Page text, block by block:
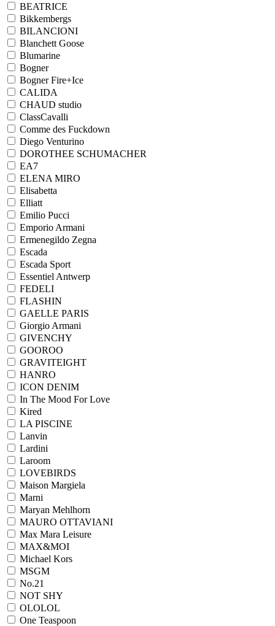
BEATRICE
Bikkembergs
BILANCIONI
Blanchett Goose
Blumarine
Bogner
Bogner Fire+Ice
CALIDA
CHAUD studio
ClassCavalli
Comme des Fuckdown
Diego Venturino
DOROTHEE SCHUMACHER
EA7
ELENA MIRO
Elisabetta
Elliatt
Emilio Pucci
Emporio Armani
Ermenegildo Zegna
Escada
Escada Sport
Essentiel Antwerp
FEDELI
FLASHIN
GAELLE PARIS
Giorgio Armani
GIVENCHY
GOOROO
GRAVITEIGHT
HANRO
ICON DENIM
In The Mood For Love
Kired
LA PISCINE
Lanvin
Lardini
Laroom
LOVEBIRDS
Maison Margiela
Marni
Maryan Mehlhorn
MAURO OTTAVIANI
Max Mara Leisure
MAX&MOI
Michael Kors
MSGM
No.21
NOT SHY
OLOLOL
One Teaspoon